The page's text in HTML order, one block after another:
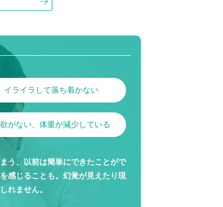
イライラして落ち着かない
がない、体重が減少している
う、以前は簡単にできたことがで
感じることも。幻覚が見えたり現
れません。